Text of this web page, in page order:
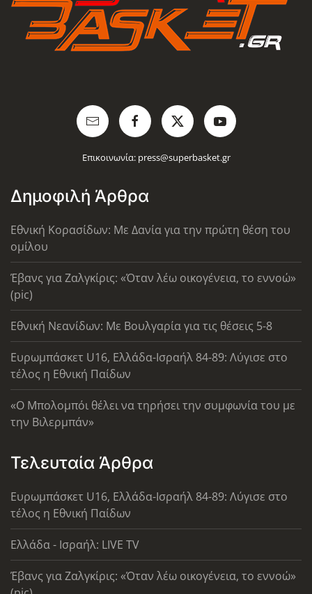
Επικοινωνία: press@superbasket.gr
Δημοφιλή Άρθρα
Εθνική Κορασίδων: Με Δανία για την πρώτη θέση του
ομίλου
Έβανς για Ζαλγκίρις: «Όταν λέω οικογένεια, το εννοώ»
(pic)
Εθνική Νεανίδων: Με Βουλγαρία για τις θέσεις 5-8
Ευρωμπάσκετ U16, Ελλάδα-Ισραήλ 84-89: Λύγισε στο
τέλος η Εθνική Παίδων
«Ο Μπολομπόι θέλει να τηρήσει την συμφωνία του με
την Βιλερμπάν»
Τελευταία Άρθρα
Ευρωμπάσκετ U16, Ελλάδα-Ισραήλ 84-89: Λύγισε στο
τέλος η Εθνική Παίδων
Ελλάδα - Ισραήλ: LIVE TV
Έβανς για Ζαλγκίρις: «Όταν λέω οικογένεια, το εννοώ»